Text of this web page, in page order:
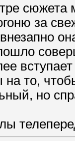
за
то,
но